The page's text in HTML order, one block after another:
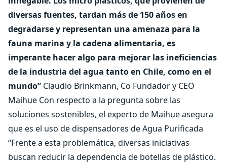
diversas fuentes, tardan más de 150 años en
degradarse y representan una amenaza para la
fauna marina y la cadena alimentaria, es
imperante hacer algo para mejorar las ineficiencias
de la industria del agua tanto en Chile, como en el
mundo” Claudio Brinkmann, Co Fundador y CEO
Maihue Con respecto a la pregunta sobre las
soluciones sostenibles, el experto de Maihue asegura
que es el uso de dispensadores de Agua Purificada
“Frente a esta problemática, diversas iniciativas
buscan reducir la dependencia de botellas de plástico.